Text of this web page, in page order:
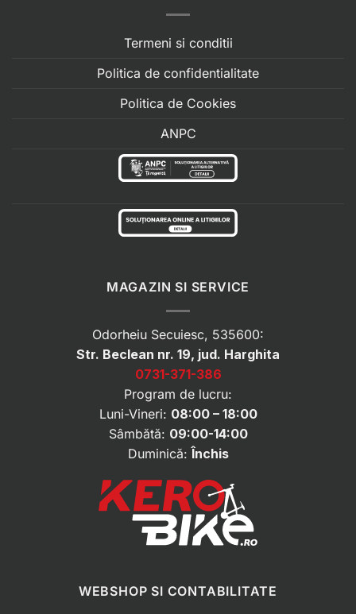
Termeni si conditii
Politica de confidentialitate
Politica de Cookies
ANPC
MAGAZIN SI SERVICE
Odorheiu Secuiesc, 535600:
Str. Beclean nr. 19, jud. Harghita
0731-371-386
Program de lucru:
Luni-Vineri: 08:00 – 18:00
Sâmbătă: 09:00-14:00
Duminică:Închis
WEBSHOP SI CONTABILITATE